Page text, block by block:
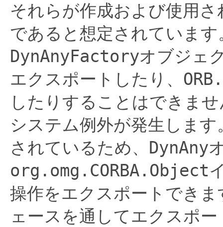
それらが作成および使用
であると想定されています
DynAnyFactoryオブジェ
エクスポートしたり、
したりすることはできま
システム例外が発生します
されているため、 DynAny
org.omg.CORBA.Object
操作をエクスポートできま
ェースを通してエクスポ